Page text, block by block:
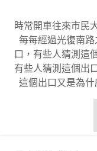
時常開車往來市民
每每經過光復南
口，有些人猜測這
有些人猜測這個出
這個出口又是為